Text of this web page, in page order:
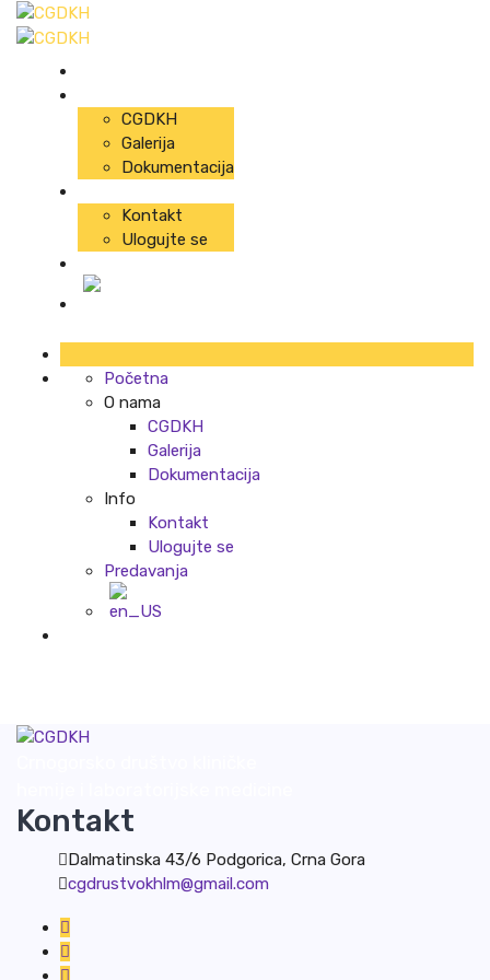
CGDKH
Galerija
Dokumentacija
Kontakt
Ulogujte se
Početna
O nama
CGDKH
Galerija
Dokumentacija
Info
Kontakt
Ulogujte se
Predavanja
Kontakt
Dalmatinska 43/6 Podgorica, Crna Gora
cgdrustvokhlm@gmail.com